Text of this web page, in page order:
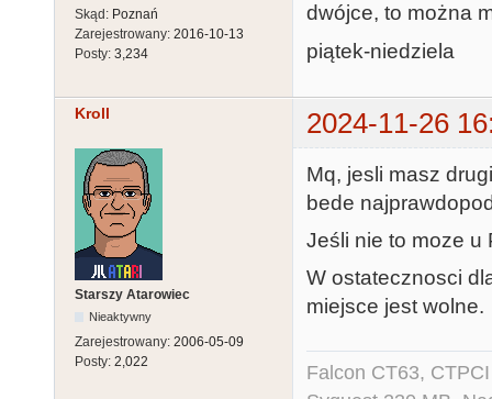
Skąd: Poznań
Zarejestrowany: 2016-10-13
Posty: 3,234
dwójce, to można
piątek-niedziela
Kroll 2024-11-26
Starszy Atarowiec
Nieaktywny
Zarejestrowany: 2006-05-09
Posty: 2,022
Mq, jesli masz
bede
Jeśli nie to moze u
W ostatecznosci
miejsce jest wolne.
Falcon CT63,